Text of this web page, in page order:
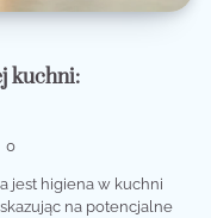
kuchni:
0
jest higiena w kuchni
na potencjalne